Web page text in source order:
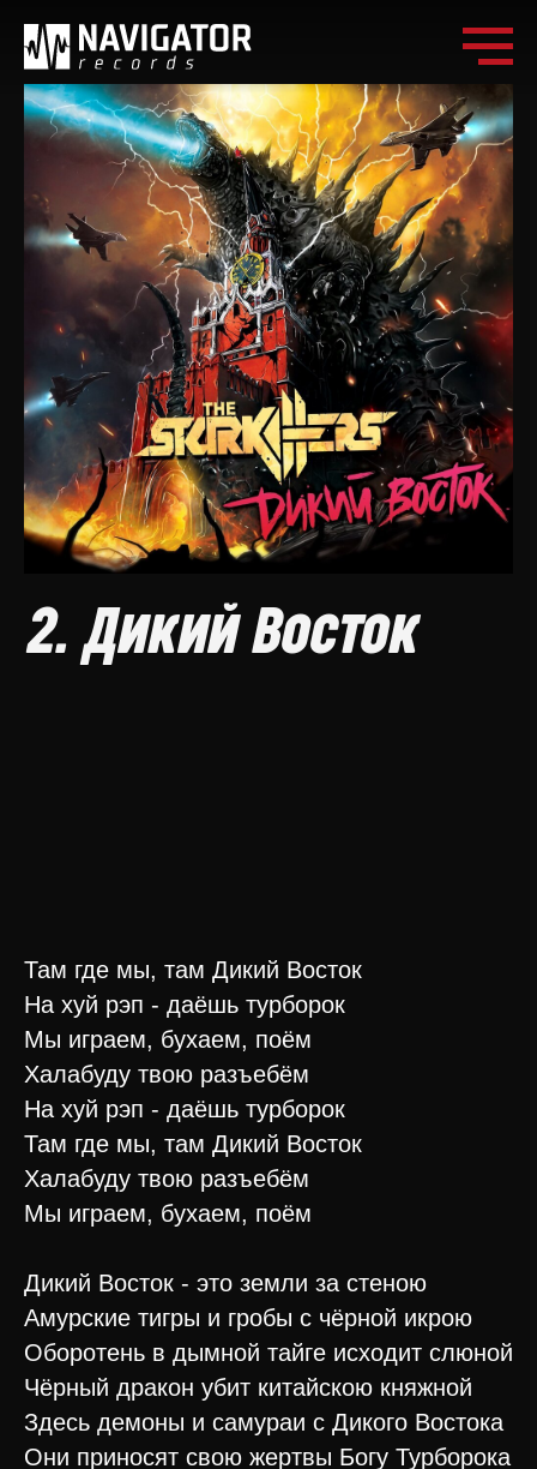
2. Дикий Восток
Там где мы, там Дикий Восток
На хуй рэп - даёшь турборок
Мы играем, бухаем, поём
Халабуду твою разъебём
На хуй рэп - даёшь турборок
Там где мы, там Дикий Восток
Халабуду твою разъебём
Мы играем, бухаем, поём
Дикий Восток - это земли за стеною
Амурские тигры и гробы с чёрной икрою
Оборотень в дымной тайге исходит слюной
Чёрный дракон убит китайскою княжной
Здесь демоны и самураи с Дикого Востока
Они приносят свою жертвы Богу Турборока